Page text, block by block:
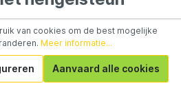
karpervissen, is een goede
Nu zijn er visstoelen met
verkrijgbaar, maar deze
stevig en van mindere kwaliteit.
ons betreft beter voor kunt
van cookies om de best mogelijke
Meer informatie...
Aanvaard alle cookies